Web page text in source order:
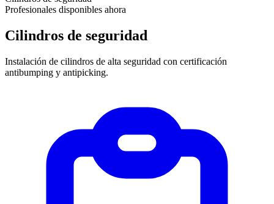
Profesionales disponibles ahora
Cilindros de seguridad
Instalación de cilindros de alta seguridad con certificación
antibumping y antipicking.